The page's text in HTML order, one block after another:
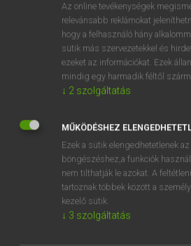
contre-espionnage
contre-exemple
contrefaçon
contrefaire
contrefort
contre-indication
SZOTAR.NET
Az online tevékenységek
relevánsabb reklámokat
hogy a felhasználó hány
sütik más szervezetekkel és
ezeket az információkat. Ezek
mindig egy harmadik féltől
↓ 2 szolgáltatás
MŰKÖDÉSHEZ
Ezek a sütik elengedhetetlenek
böngészéshez,a funkciók
nem tilthatják le azokat. A
tartoznak többek között a
kezelő sütik.
↓ 3 szolgáltatás